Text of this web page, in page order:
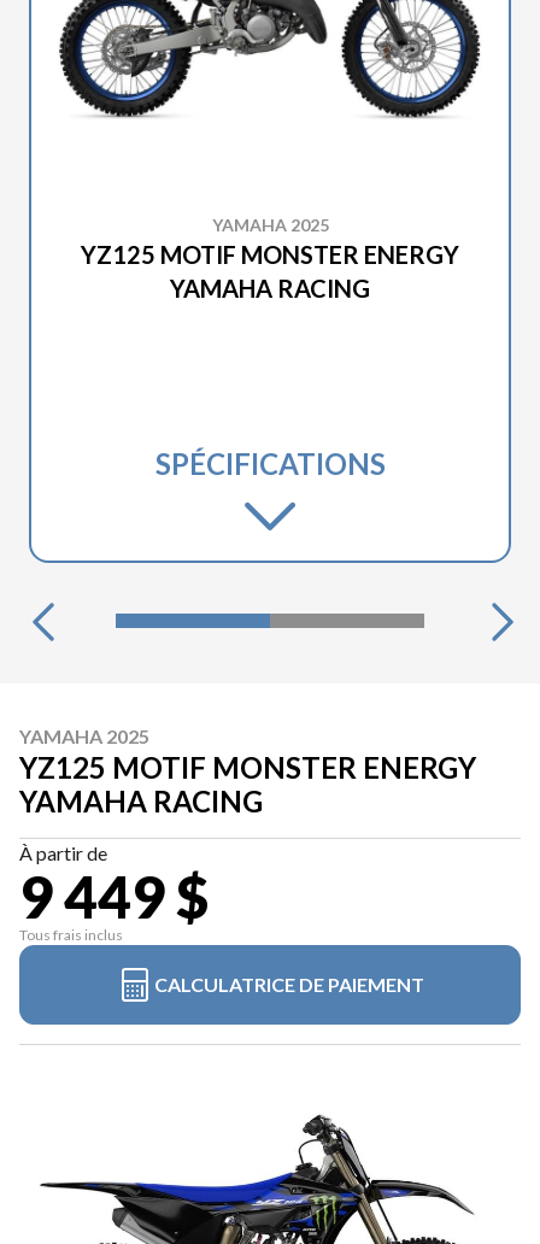
YAMAHA 2025
YZ125 MOTIF MONSTER ENERGY
YAMAHA RACING
SPÉCIFICATIONS
YAMAHA 2025
YZ125 MOTIF MONSTER ENERGY
YAMAHA RACING
À partir de
9 449 $
Tous frais inclus
CALCULATRICE DE PAIEMENT